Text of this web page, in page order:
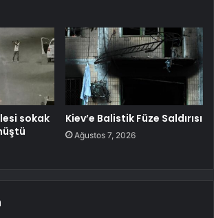
sokak
Kiev’e Balistik Füze Saldırısı
Ağustos 7, 2026